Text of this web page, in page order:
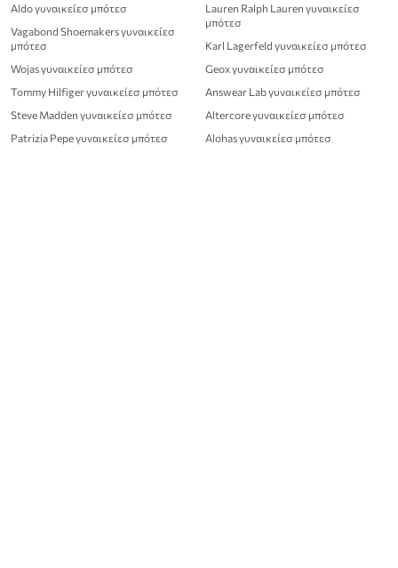
Aldo γυναικείεσ μπότεσ
Vagabond Shoemakers γυναικείεσ
μπότεσ
Wojas γυναικείεσ μπότεσ
Tommy Hilfiger γυναικείεσ μπότεσ
Steve Madden γυναικείεσ μπότεσ
Patrizia Pepe γυναικείεσ μπότεσ
Lauren Ralph Lauren γυναικείεσ
μπότεσ
Karl Lagerfeld γυναικείεσ μπότεσ
Geox γυναικείεσ μπότεσ
Answear Lab γυναικείεσ μπότεσ
Altercore γυναικείεσ μπότεσ
Alohas γυναικείεσ μπότεσ